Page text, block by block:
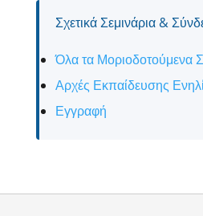
Σχετικά Σεμινάρια &
Όλα τα Μοριοδοτούμενα
Αρχές Εκπαίδευσης
Εγγραφή